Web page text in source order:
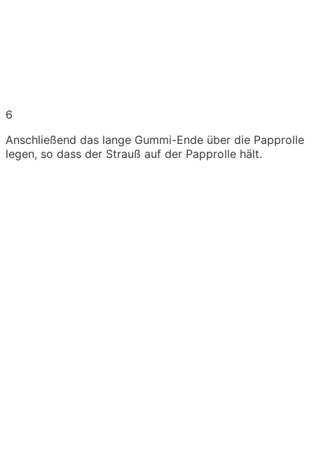
6
Anschließend das lange Gummi-Ende über die Papprolle
legen, so dass der Strauß auf der Papprolle hält.